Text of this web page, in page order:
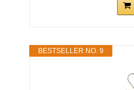
BESTSELLER NO. 9